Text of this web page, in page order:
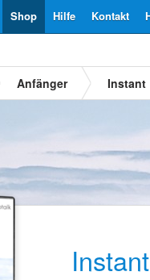
Kontakt
Hilfe
Shop
Anfänger Instant